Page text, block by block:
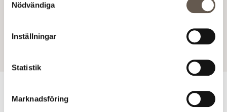
Nödvändiga
Inställningar
Statistik
Marknadsföring
Fabege AB (publ)
4 feb 2016 11:02
För ytterligare information